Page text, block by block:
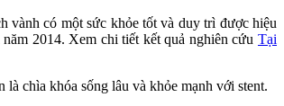
vành có một sức khỏe tốt và duy trì được hiệu
2014. Xem chi tiết kết quả nghiên cứu Tại
chìa khóa sống lâu và khỏe mạnh với stent.